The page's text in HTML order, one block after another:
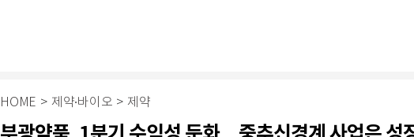
HOME > 제약∙바이오 > 제약